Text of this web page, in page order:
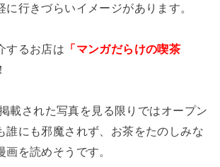
に行きづらいイメージがあります。
するお店は 「マンガだらけの喫茶
載された写真を見る限りではオープン
誰にも邪魔されず、お茶をたのしみな
を読めそうです。